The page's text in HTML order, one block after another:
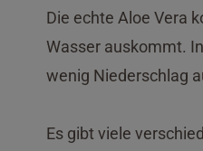
Die echte Aloe Vera
Wasser auskommt.
wenig Niederschlag
Es gibt viele